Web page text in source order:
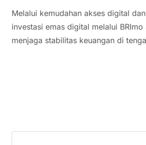
Melalui kemudahan akses digital
investasi emas digital melalui
menjaga stabilitas keuangan di